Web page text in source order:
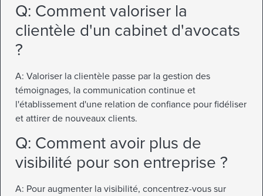
Q: Comment valoriser la
clientèle d'un cabinet d'avocats
?
A: Valoriser la clientèle passe par la gestion des
témoignages, la communication continue et
l'établissement d'une relation de confiance pour fidéliser
et attirer de nouveaux clients.
Q: Comment avoir plus de
visibilité pour son entreprise ?
A: Pour augmenter la visibilité, concentrez-vous sur